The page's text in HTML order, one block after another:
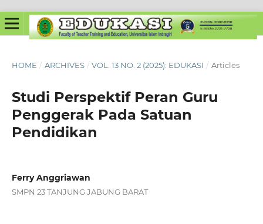
HOME / ARCHIVES / VOL. 13 NO. 2 (2025): EDUKASI / Articles
Studi Perspektif Peran Guru
Penggerak Pada Satuan
Pendidikan
Ferry Anggriawan
SMPN 23 TANJUNG JABUNG BARAT